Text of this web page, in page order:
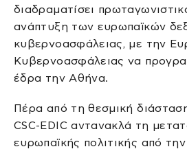
διαδραματίσει
ανάπτυξη των ευρωπαϊκών
κυβερνοασφάλειας, με την
Κυβερνοασφάλειας να
έδρα την Αθήνα.
Πέρα από τη θεσμική
CSC-EDIC αντανακλά τη
ευρωπαϊκής πολιτικής από την